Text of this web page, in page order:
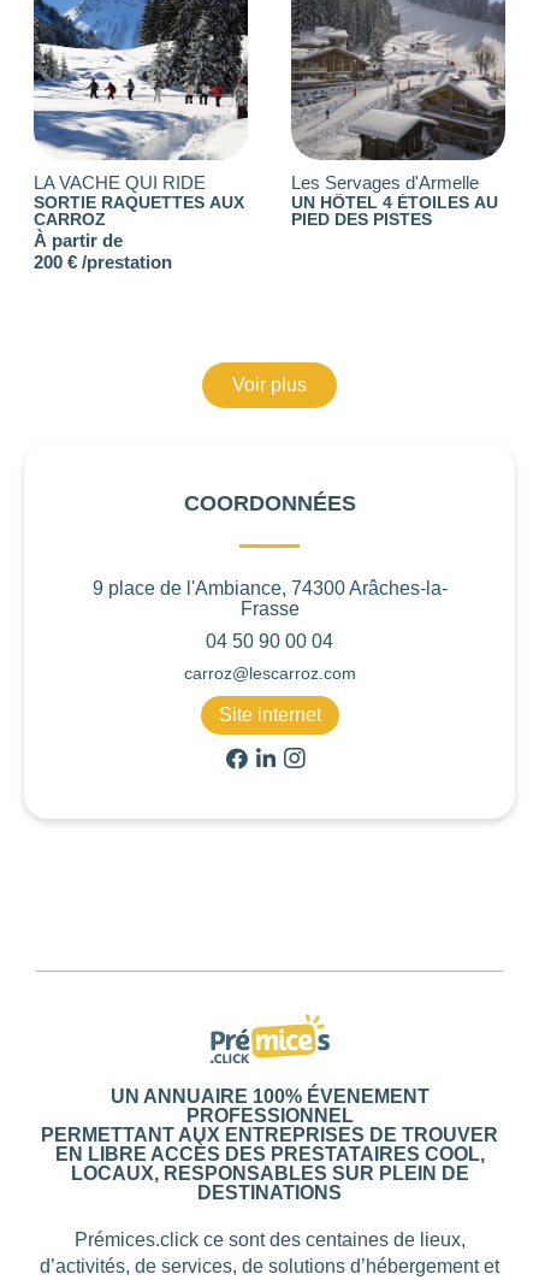
LA VACHE QUI RIDE
SORTIE RAQUETTES AUX
CARROZ
À partir de
200 € /prestation
Les Servages d'Armelle
UN HÔTEL 4 ÉTOILES AU
PIED DES PISTES
Voir plus
COORDONNÉES
9 place de l'Ambiance, 74300 Arâches-la-
Frasse
04 50 90 00 04
carroz@lescarroz.com
Site internet
UN ANNUAIRE 100% ÉVENEMENT
PROFESSIONNEL
PERMETTANT AUX ENTREPRISES DE TROUVER
EN LIBRE ACCÈS DES PRESTATAIRES COOL,
LOCAUX, RESPONSABLES SUR PLEIN DE
DESTINATIONS
Prémices.click ce sont des centaines de lieux,
d’activités, de services, de solutions d’hébergement et
Choisir
Restauration
DURÉE
Choisir
CARACTÉRISTIQUE
Choisir